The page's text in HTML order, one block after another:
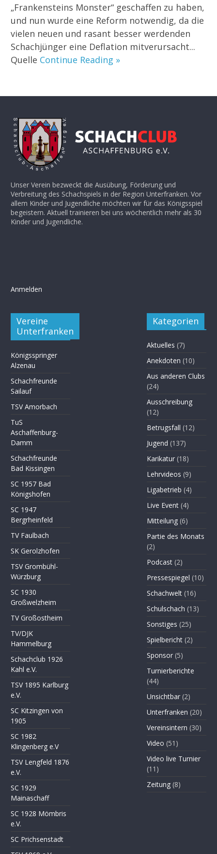
„Frankensteins Monster“ geschaffen zu haben,
und nun wurde eine Reform notwendig, da die
vielen neuen und rasant besser werdenden
Schachjünger eine Deflation mitverursacht...
Quelle Continue Reading »
Unser Verein bezweckt die Ausübung, Förderung und
Verbreitung des Schachspiels in der Region Unterfranken. Vor
allem Kinder und Jugendliche möchten wir für das Königsspiel
begeistern. Aktuell trainieren bei uns wöchentlich mehr als 30
Kinder und Jugendliche.
Anmelden
Vereine
Unterfranken
Königsspringer
Alzenau
Schachfreunde
Sailauf
TSV Amorbach
TuS
Aschaffenburg-
Damm
Schachfreunde
Bad Kissingen
SC 1957 Bad
Königshofen
SC 1947
Bergrheinfeld
TV Faulbach
SK Gerolzhofen
TSV Grombühl-
Würzburg
SC 1930
Großwelzheim
TV Großostheim
TV/DJK
Hammelburg
Schachclub 1926
Kahl e.V.
TSV 1895 Karlburg
e.V.
SC Kitzingen von
1905
SC 1982
Klingenberg e.V
TSV Lengfeld 1876
e.V.
SC 1929
Mainaschaff
SC 1928 Mömbris
e.V.
SC Prichsenstadt
Kategorien
Aktuelles (7)
Anekdoten (10)
Aus anderen Clubs
(24)
Ausschreibung
(12)
Betrugsfall (12)
Jugend (137)
Karikatur (18)
Lehrvideos (9)
Ligabetrieb (4)
Live Event (4)
Mitteilung (6)
Partie des Monats
(2)
Podcast (2)
Pressespiegel (10)
Schachwelt (16)
Schulschach (13)
Sonstiges (25)
Spielbericht (2)
Sponsor (5)
Turnierberichte
(44)
Unsichtbar (2)
Unterfranken (20)
Vereinsintern (30)
Video (51)
Video live Turnier
(11)
Zeitung (8)